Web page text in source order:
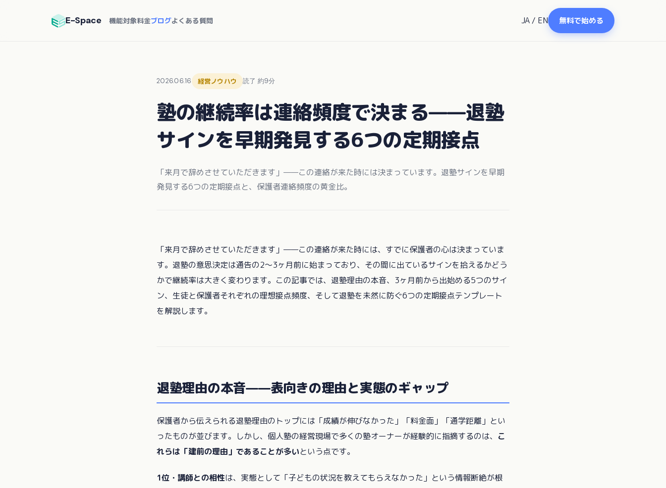
E-Space 機能対象料金ブログよくある質問 JA / EN 無料で始める
2026.06.16 経営ノウハウ 読了 約9分
塾の継続率は連絡頻度で決まる——退塾
サインを早期発見する6つの定期接点
「来月で辞めさせていただきます」——この連絡が来た時には決まっています。退塾サインを早期
発見する6つの定期接点と、保護者連絡頻度の黄金比。
「来月で辞めさせていただきます」——この連絡が来た時には、すでに保護者の心は決まっていま
す。退塾の意思決定は通告の2〜3ヶ月前に始まっており、その間に出ているサインを拾えるかどう
かで継続率は大きく変わります。この記事では、退塾理由の本音、3ヶ月前から出始める5つのサイ
ン、生徒と保護者それぞれの理想接点頻度、そして退塾を未然に防ぐ6つの定期接点テンプレート
を解説します。
退塾理由の本音——表向きの理由と実態のギャップ
保護者から伝えられる退塾理由のトップには「成績が伸びなかった」「料金面」「通学距離」とい
ったものが並びます。しかし、個人塾の経営現場で多くの塾オーナーが経験的に指摘するのは、 こ
れらは「建前の理由」であることが多いという点です。
1位・講師との相性は、実態として「子どもの状況を教えてもらえなかった」という情報断絶が根